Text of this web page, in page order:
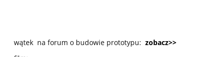
wątek na forum o budowie prototypu: zobacz>>